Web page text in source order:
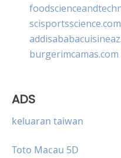
scisportsscience.com
burgerimcamas.com
ADS
keluaran taiwan
Toto Macau 5D